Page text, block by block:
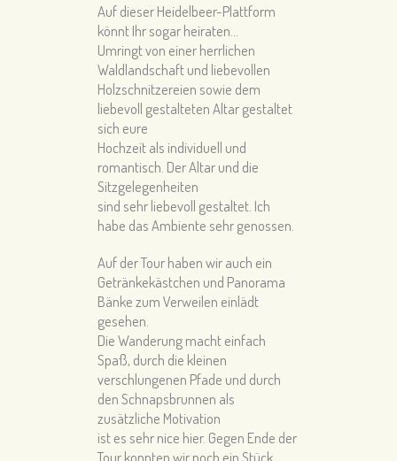
Auf dieser Heidelbeer-Plattform
könnt Ihr sogar heiraten…
Umringt von einer herrlichen
Waldlandschaft und liebevollen
Holzschnitzereien sowie dem
liebevoll gestalteten Altar gestaltet
sich eure
Hochzeit als individuell und
romantisch. Der Altar und die
Sitzgelegenheiten
sind sehr liebevoll gestaltet. Ich
habe das Ambiente sehr genossen.
Auf der Tour haben wir auch ein
Getränkekästchen und Panorama
Bänke zum Verweilen einlädt
gesehen.
Die Wanderung macht einfach
Spaß, durch die kleinen
verschlungenen Pfade und durch
den Schnapsbrunnen als
zusätzliche Motivation
ist es sehr nice hier. Gegen Ende der